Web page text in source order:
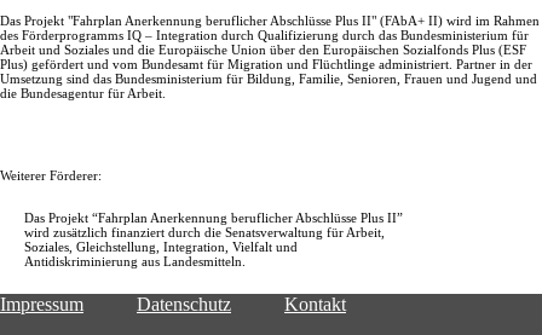
Das Projekt "Fahrplan Anerkennung beruflicher Abschlüsse Plus II" (FAbA+ II) wird im Rahmen
des Förderprogramms IQ – Integration durch Qualifizierung durch das Bundesministerium für
Arbeit und Soziales und die Europäische Union über den Europäischen Sozialfonds Plus (ESF
Plus) gefördert und vom Bundesamt für Migration und Flüchtlinge administriert. Partner in der
Umsetzung sind das Bundesministerium für Bildung, Familie, Senioren, Frauen und Jugend und
die Bundesagentur für Arbeit.
Weiterer Förderer:
Das Projekt “Fahrplan Anerkennung beruflicher Abschlüsse Plus II”
wird zusätzlich finanziert durch die Senatsverwaltung für Arbeit,
Soziales, Gleichstellung, Integration, Vielfalt und
Antidiskriminierung aus Landesmitteln.
Impressum Datenschutz Kontakt